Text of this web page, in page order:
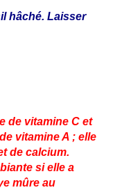
hâché. Laisser
de vitamine C et
vitamine A ; elle
de calcium.
si elle a
mûre au